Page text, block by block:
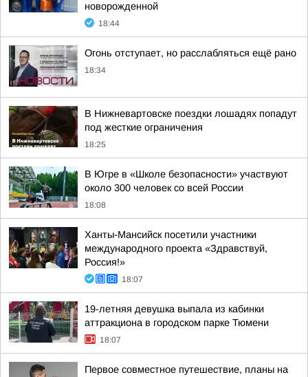
новорожденной
18:44
Огонь отступает, но расслабляться ещё рано
18:34
В Нижневартовске поездки лошадях попадут
под жесткие ограничения
18:25
В Югре в «Школе безопасности» участвуют
около 300 человек со всей России
18:08
Ханты-Мансийск посетили участники
международного проекта «Здравствуй,
Россия!»
18:07
19-летняя девушка выпала из кабинки
аттракциона в городском парке Тюмени
18:07
Первое совместное путешествие, планы на